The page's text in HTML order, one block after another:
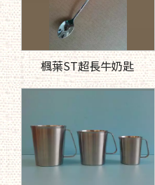
楓葉ST超長牛奶匙